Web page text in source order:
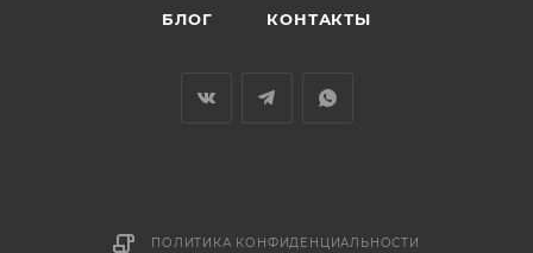
БЛОГ КОНТАКТЫ
ПОЛИТИКА КОНФИДЕНЦИАЛЬНОСТИ